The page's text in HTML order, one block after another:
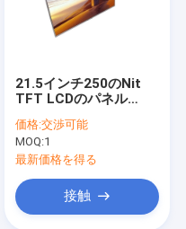
21.5インチ250のNit
TFT LCDのパネル
IPS完全なHDをピンで
止める
価格:交渉可能
MOQ:1
最新価格を得る
接触